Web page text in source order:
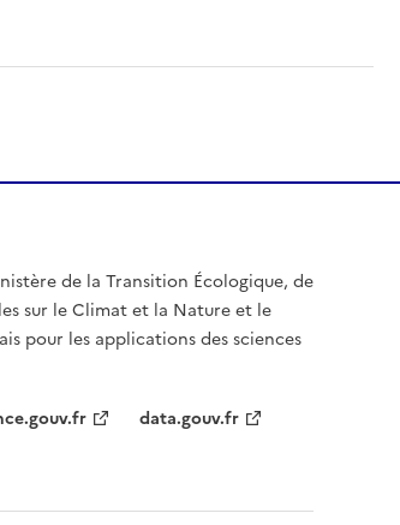
de la Transition Écologique, de
sur le Climat et la Nature et le
pour les applications des sciences
data.gouv.fr